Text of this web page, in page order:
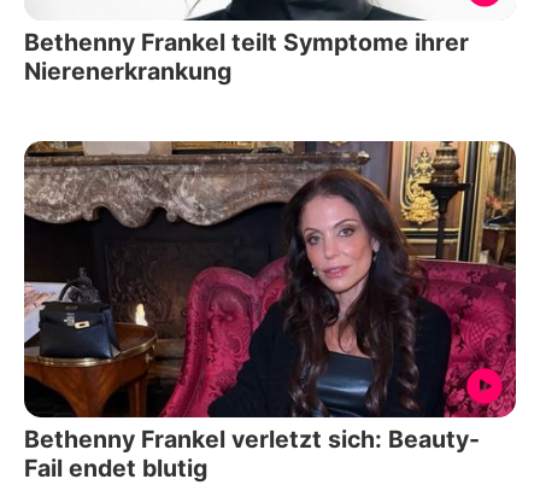
Bethenny Frankel teilt Symptome ihrer
Nierenerkrankung
Bethenny Frankel verletzt sich: Beauty-
Fail endet blutig